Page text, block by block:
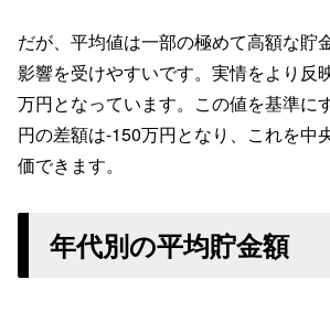
だが、平均値は一部の極めて高額な貯
影響を受けやすいです。実情をより反
万円となっています。この値を基準に
円の差額は-150万円となり、これを中
価できます。
年代別の平均貯金額